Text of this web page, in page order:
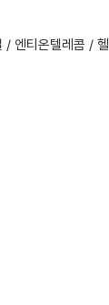
/ 엔티온텔레콤 / 헬